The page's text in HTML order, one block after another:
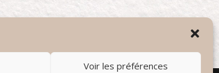
Voir les préférences